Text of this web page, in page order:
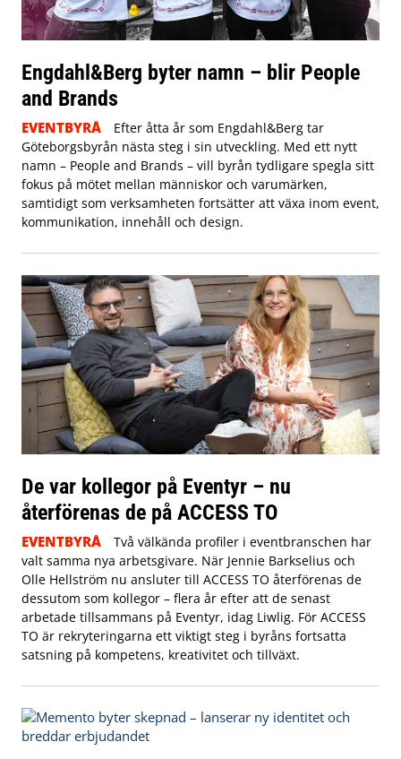
Engdahl&Berg byter namn – blir People
and Brands
EVENTBYRÅ
Efter åtta år som Engdahl&Berg tar
Göteborgsbyrån nästa steg i sin utveckling. Med ett nytt
namn – People and Brands – vill byrån tydligare spegla sitt
fokus på mötet mellan människor och varumärken,
samtidigt som verksamheten fortsätter att växa inom event,
kommunikation, innehåll och design.
De var kollegor på Eventyr – nu
återförenas de på ACCESS TO
EVENTBYRÅ
Två välkända profiler i eventbranschen har
valt samma nya arbetsgivare. När Jennie Barkselius och
Olle Hellström nu ansluter till ACCESS TO återförenas de
dessutom som kollegor – flera år efter att de senast
arbetade tillsammans på Eventyr, idag Liwlig. För ACCESS
TO är rekryteringarna ett viktigt steg i byråns fortsatta
satsning på kompetens, kreativitet och tillväxt.